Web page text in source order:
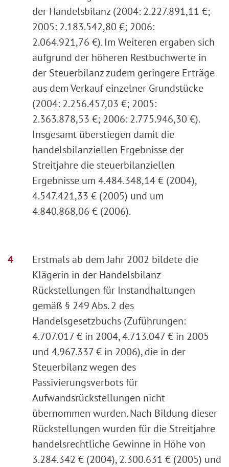
der Handelsbilanz (2004: 2.227.891,11 €;
2005: 2.183.542,80 €; 2006:
2.064.921,76 €). Im Weiteren ergaben sich
aufgrund der höheren Restbuchwerte in
der Steuerbilanz zudem geringere Erträge
aus dem Verkauf einzelner Grundstücke
(2004: 2.256.457,03 €; 2005:
2.363.878,53 €; 2006: 2.775.946,30 €).
Insgesamt überstiegen damit die
handelsbilanziellen Ergebnisse der
Streitjahre die steuerbilanziellen
Ergebnisse um 4.484.348,14 € (2004),
4.547.421,33 € (2005) und um
4.840.868,06 € (2006).
Erstmals ab dem Jahr 2002 bildete die
Klägerin in der Handelsbilanz
Rückstellungen für Instandhaltungen
gemäß § 249 Abs. 2 des
Handelsgesetzbuchs (Zuführungen:
4.707.017 € in 2004, 4.713.047 € in 2005
und 4.967.337 € in 2006), die in der
Steuerbilanz wegen des
Passivierungsverbots für
Aufwandsrückstellungen nicht
übernommen wurden. Nach Bildung dieser
Rückstellungen wurden für die Streitjahre
handelsrechtliche Gewinne in Höhe von
3.284.342 € (2004), 2.300.631 € (2005) und